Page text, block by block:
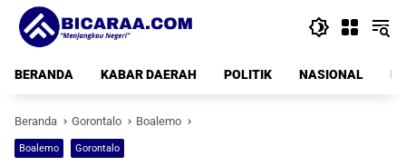
Langsung
konten
BERANDA
KABAR DAERAH POLITIK NASIONAL
Beranda Gorontalo Boalemo
Boalemo Gorontalo